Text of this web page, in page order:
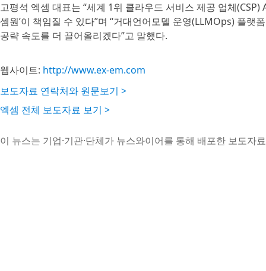
고평석 엑셈 대표는 “세계 1위 클라우드 서비스 제공 업체
셈원’이 책임질 수 있다”며 “거대언어모델 운영(LLMOps) 플랫
공략 속도를 더 끌어올리겠다”고 말했다.
웹사이트: http://www.ex-em.com
보도자료 연락처와 원문보기 >
엑셈 전체 보도자료 보기 >
이 뉴스는 기업·기관·단체가 뉴스와이어를 통해 배포한 보도자